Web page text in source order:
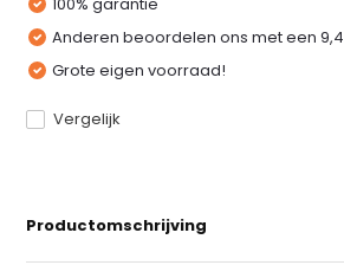
Anderen beoordelen ons met een 9,4
Grote eigen voorraad!
Vergelijk
Productomschrijving